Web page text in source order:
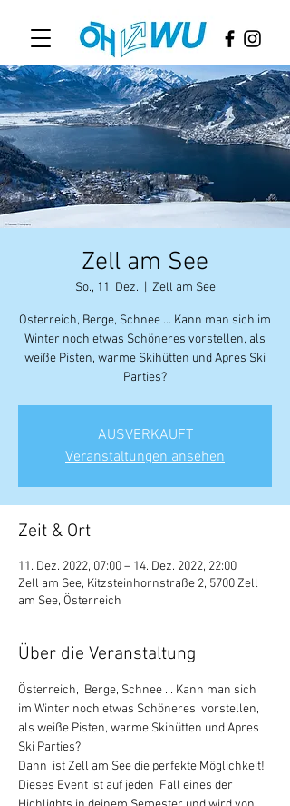
Zell am See
So., 11. Dez. Zell am See
Österreich, Berge, Schnee ... Kann man sich im
Winter noch etwas Schöneres vorstellen, als
weiße Pisten, warme Skihütten und Apres Ski
Parties?
AUSVERKAUFT
Veranstaltungen ansehen
Zeit & Ort
11. Dez. 2022, 07:00 – 14. Dez. 2022, 22:00
Zell am See, Kitzsteinhornstraße 2, 5700 Zell
am See, Österreich
Über die Veranstaltung
Österreich,  Berge, Schnee ... Kann man sich
im Winter noch etwas Schöneres  vorstellen,
als weiße Pisten, warme Skihütten und Apres
Ski Parties?
Dann  ist Zell am See die perfekte Möglichkeit!
Dieses Event ist auf jeden  Fall eines der